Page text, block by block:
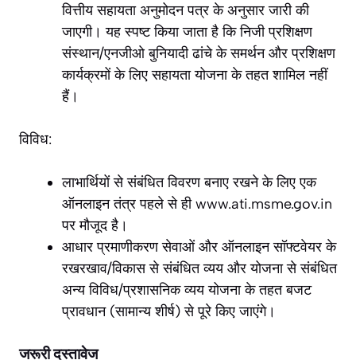
वित्तीय सहायता अनुमोदन पत्र के अनुसार जारी की
जाएगी। यह स्पष्ट किया जाता है कि निजी प्रशिक्षण
संस्थान/एनजीओ बुनियादी ढांचे के समर्थन और प्रशिक्षण
कार्यक्रमों के लिए सहायता योजना के तहत शामिल नहीं
हैं।
विविध:
लाभार्थियों से संबंधित विवरण बनाए रखने के लिए एक
ऑनलाइन तंत्र पहले से ही www.ati.msme.gov.in
पर मौजूद है।
आधार प्रमाणीकरण सेवाओं और ऑनलाइन सॉफ्टवेयर के
रखरखाव/विकास से संबंधित व्यय और योजना से संबंधित
अन्य विविध/प्रशासनिक व्यय योजना के तहत बजट
प्रावधान (सामान्य शीर्ष) से पूरे किए जाएंगे।
जरूरी दस्तावेज